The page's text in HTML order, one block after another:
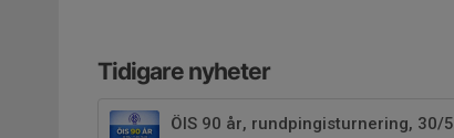
Tidigare nyheter
ÖIS 90 år, rundpingisturnering, 30/5